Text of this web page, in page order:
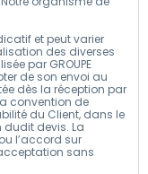
et peut varier
des diverses
par GROUPE
de son envoi au
dès la réception par
convention de
du Client, dans le
dudit devis. La
l’accord sur
sans